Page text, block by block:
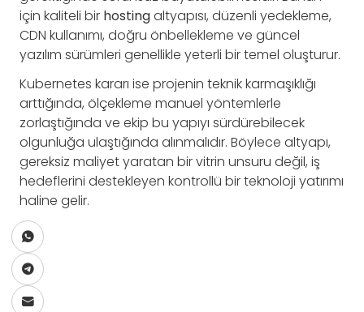
için kaliteli bir hostingaltyapısı, düzenli yedekleme,
CDN kullanımı, doğru önbellekleme ve güncel
yazılım sürümleri genellikle yeterli bir temel oluşturur.
Kubernetes kararı ise projenin teknik karmaşıklığı
arttığında, ölçekleme manuel yöntemlerle
zorlaştığında ve ekip bu yapıyı sürdürebilecek
olgunluğa ulaştığında alınmalıdır. Böylece altyapı,
gereksiz maliyet yaratan bir vitrin unsuru değil, iş
hedeflerini destekleyen kontrollü bir teknoloji yatırımı
haline gelir.